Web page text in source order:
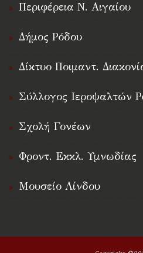
Περιφέρεια Ν. Αιγαίου
Δήμος Ρόδου
Δίκτυο Ποιμαντ.
Σύλλογος Ιεροψαλτών
Σχολή Γονέων
Φροντ. Εκκλ. Υμνωδίας
Μουσείο Λίνδου